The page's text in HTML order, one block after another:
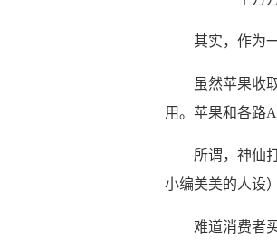
其实，作为
虽然苹果收
用。苹果和各路
所谓，神仙
小编美美的人设）
难道消费者